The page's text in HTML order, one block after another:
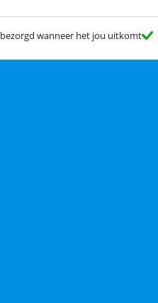
bezorgd wanneer het jou uitkomt